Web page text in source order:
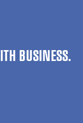
BUSINESS.